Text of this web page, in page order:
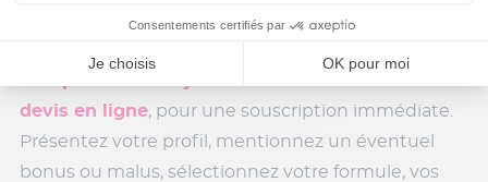
devis en ligne, pour une souscription immédiate.
Présentez votre profil, mentionnez un éventuel
bonus ou malus, sélectionnez votre formule, vos